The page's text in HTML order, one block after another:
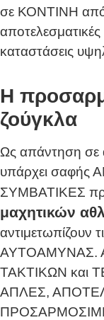
σε ΚΟΝΤΙΝΗ
καταστάσεις
Η
ζούγκλα
Ως απάντηση σε
υπάρχει σαφής
ΣΥΜΒΑΤΙΚΕΣ
μαχητικών
αντιμετωπίζουν
ΑΥΤΟΑΜΥΝΑΣ.
ΤΑΚΤΙΚΩΝ και
ΑΠΛΕΣ,